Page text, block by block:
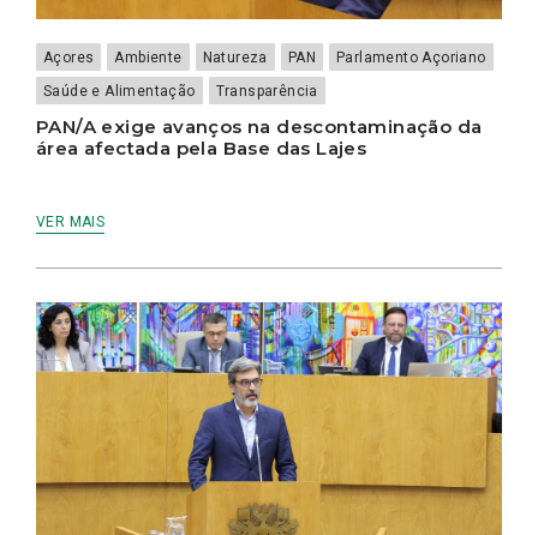
Açores Ambiente Natureza PAN
Parlamento Açoriano
Saúde e Alimentação
Transparência
PAN/A exige avanços na descontaminação da
área afectada pela Base das Lajes
VER MAIS